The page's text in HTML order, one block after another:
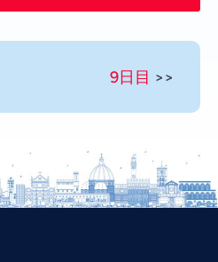
9日目 >>
Thai
Urdu